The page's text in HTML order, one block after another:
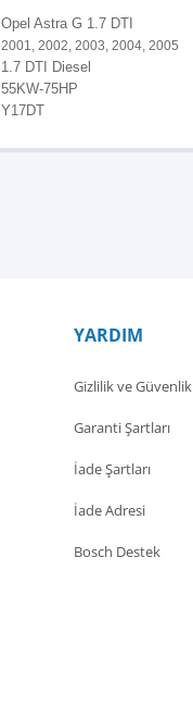
Opel Astra G 1.7 DTI
2001, 2002, 2003, 2004, 2005
1.7 DTI Diesel
55KW-75HP
Y17DT
YARDIM
Gizlilik ve Güvenlik
Garanti Şartları
İade Şartları
İade Adresi
Bosch Destek